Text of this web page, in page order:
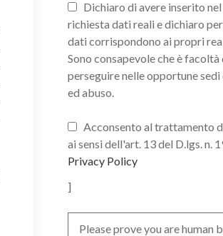
Dichiaro di avere inserito
richiesta dati reali e dichiaro
dati corrispondono ai propri
Sono consapevole che è
perseguire nelle opportune
ed abuso.
Acconsento al trattamento
ai sensi dell'art. 13 del D.lgs. n.
Privacy Policy
]
Please prove you are human